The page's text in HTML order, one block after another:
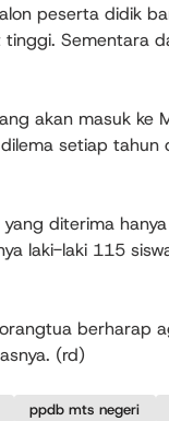
peserta didik
Sementara
akan masuk ke
setiap tahun
diterima
laki-laki 115
berharap
(rd)
ppdb mts negeri